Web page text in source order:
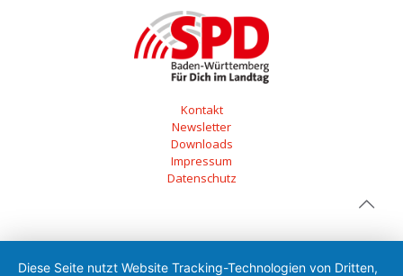
Kontakt
Newsletter
Downloads
Impressum
Datenschutz
Diese Seite nutzt Website Tracking-Technologien von Dritten,